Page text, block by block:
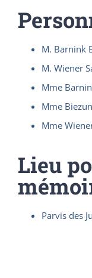
M. Barnink
M. Wiener
Mme
Mme
Mme
Lieu
Parvis des